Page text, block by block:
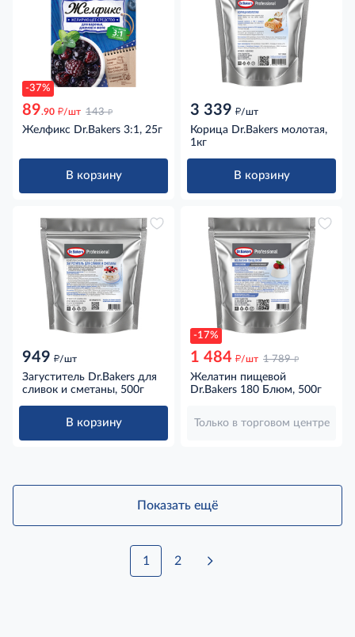
-37%
89.90 д/шт 143 д
Желфикс Dr.Bakers 3:1, 25г
В корзину
3 339 д/шт
Корица Dr.Bakers молотая,
1кг
В корзину
949 д/шт
Загуститель Dr.Bakers для
сливок и сметаны, 500г
В корзину
-17%
1 484 д/шт 1 789 д
Желатин пищевой
Dr.Bakers 180 Блюм, 500г
Только в торговом центре
Показать ещё
1 2